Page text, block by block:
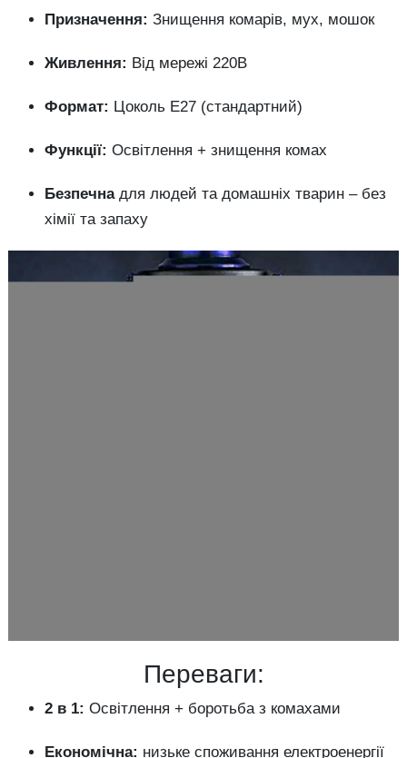
Призначення: Знищення комарів, мух, мошок
Живлення: Від мережі 220В
Формат: Цоколь E27 (стандартний)
Функції: Освітлення + знищення комах
Безпечна для людей та домашніх тварин – без
хімії та запаху
Переваги:
2 в 1: Освітлення + боротьба з комахами
Економічна: низьке споживання електроенергії